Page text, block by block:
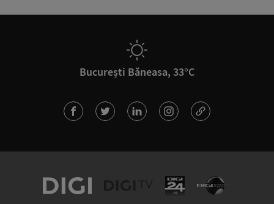
București Băneasa, 33°C